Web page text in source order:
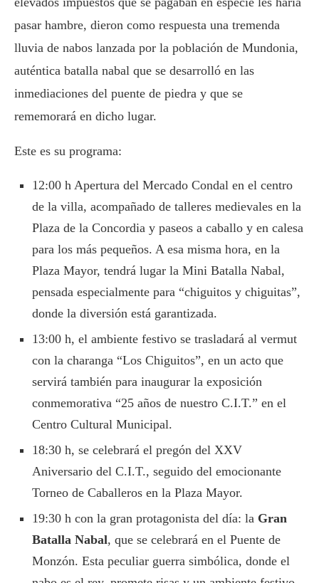
pasar hambre, dieron como respuesta una tremenda
lluvia de nabos lanzada por la población de Mundonia,
auténtica batalla nabal que se desarrolló en las
inmediaciones del puente de piedra y que se
rememorará en dicho lugar.
Este es su programa:
12:00 h Apertura del Mercado Condal en el centro
de la villa, acompañado de talleres medievales en la
Plaza de la Concordia y paseos a caballo y en calesa
para los más pequeños. A esa misma hora, en la
Plaza Mayor, tendrá lugar la Mini Batalla Nabal,
pensada especialmente para “chiguitos y chiguitas”,
donde la diversión está garantizada.
13:00 h, el ambiente festivo se trasladará al vermut
con la charanga “Los Chiguitos”, en un acto que
servirá también para inaugurar la exposición
conmemorativa “25 años de nuestro C.I.T.” en el
Centro Cultural Municipal.
18:30 h, se celebrará el pregón del XXV
Aniversario del C.I.T., seguido del emocionante
Torneo de Caballeros en la Plaza Mayor.
19:30 h con la gran protagonista del día: la Gran
Batalla Nabal, que se celebrará en el Puente de
Monzón. Esta peculiar guerra simbólica, donde el